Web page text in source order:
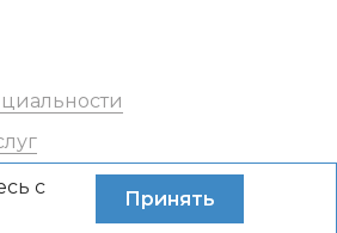
с
Принять